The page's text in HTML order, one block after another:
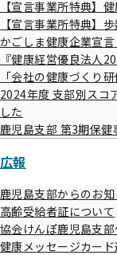
【宣言事業所特典】
【宣言事業所特典】
かごしま健康企業宣
『健康経営優良法人
「会社の健康づくり
2024年度 支部別スコ
した
鹿児島支部 第3期保健
広報
鹿児島支部からのお知
高齢受給者証について
協会けんぽ鹿児島支部
健康メッセージカー
令和07年06月
採用情報（レ
令和07年06月09日
全国健康保険協会
業を全支部で開始
令和07年06月09日
【免除期間延長】
様へ～医療機関に